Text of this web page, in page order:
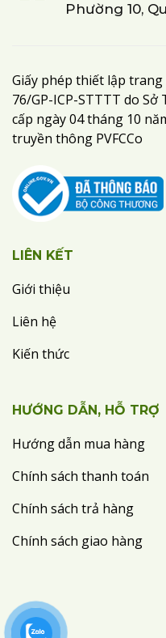
Phường 10,
Giấy phép thiết lập
76/GP-ICP-STTTT do
cấp ngày 04 tháng 10
truyền thông PVFCCo
LIÊN KẾT
Giới thiệu
Liên hệ
Kiến thức
HƯỚNG DẪN, HỖ TRỢ
Hướng dẫn mua hàng
Chính sách thanh toán
Chính sách trả hàng
Chính sách giao hàng